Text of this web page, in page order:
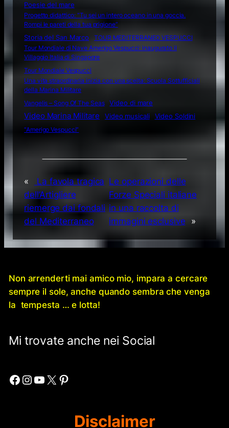
Poesie del mare
Progetto didattico: “Tu sei un intero oceano in una goccia.
Rompi le pareti della tua prigione”
Storia del San Marco
TOUR MEDITERRANEO VESPUCCI
Tour Mondiale di Nave Amerigo Vespucci: inaugurato il
Villaggio Italia di Singapore
Tour Mondiale Vespucci
Una vita straordinaria inizia con una scelta: Scuola Sottufficiali
della Marina Militare
Vangelis – Song Of The Seas
Video di mare
Video Marina Militare Video musicali
Video Soldini
“Amerigo Vespucci”
«
La favola tragica
dell’Artigliere
riemerge dai fondali
del Mediterraneo
Le operazioni delle
Forze Speciali italiane
in una raccolta di
immagini esclusive
»
Non arrenderti mai amico mio, impara a cercare
sempre il sole, anche quando sembra che venga
la tempesta … e lotta!
Mi trovate anche nei Social
Facebook Instagram YouTube X Pinterest
Disclaimer